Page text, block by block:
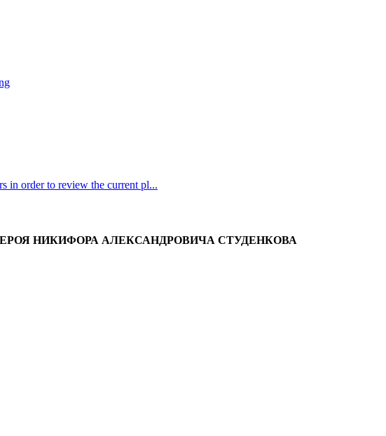
in order to review the current pl...
НИКИФОРА АЛЕКСАНДРОВИЧА СТУДЕНКОВА